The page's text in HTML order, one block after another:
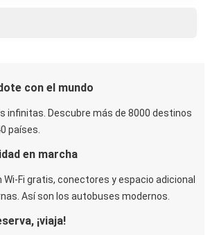
con el mundo
infinitas. Descubre más de 8000 destinos
países.
en marcha
Wi-Fi gratis, conectores y espacio adicional
Así son los autobuses modernos.
¡viaja!